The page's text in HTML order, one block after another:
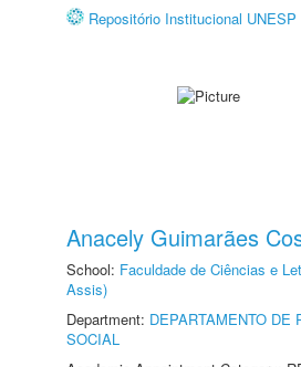
Repositório Institucional UNESP
Anacely Guimarães
School: Faculdade de Ciências e
Assis)
Department: DEPARTAMENTO DE
SOCIAL